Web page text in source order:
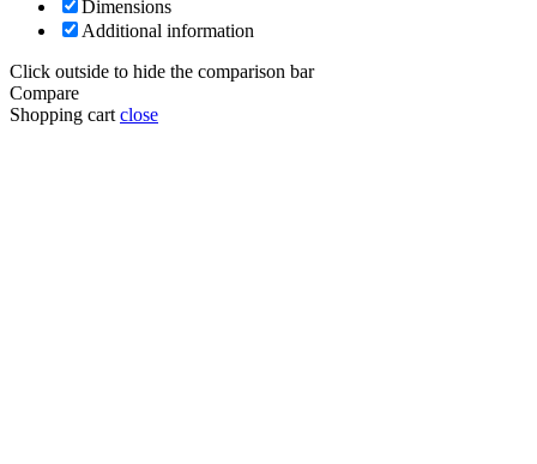
Dimensions
Additional information
Click outside to hide the comparison bar
Compare
Shopping cart close